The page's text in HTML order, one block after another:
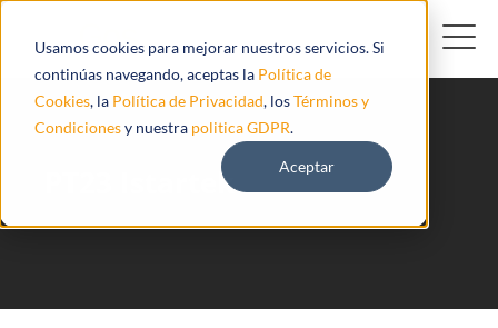
Usamos cookies para mejorar nuestros servicios. Si
continúas navegando, aceptas la Política de
Cookies, la Política de Privacidad, losTérminos y
Condicionesy nuestra politica GDPR.
Aceptar
PT23 Istartek